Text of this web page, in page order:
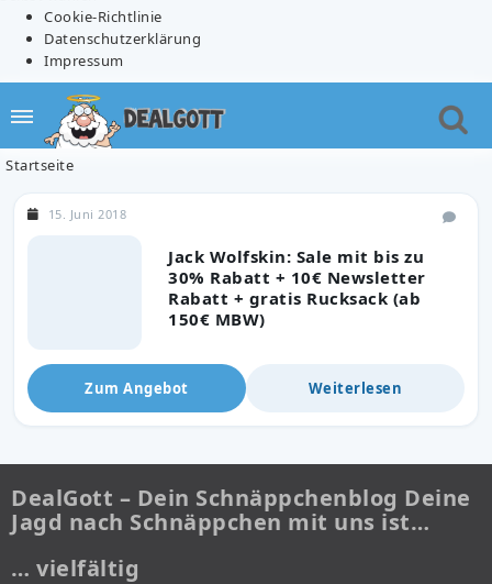
Cookie-Richtlinie
Datenschutzerklärung
Impressum
Startseite
Jack Wolfskin: Sale mit bis zu
30% Rabatt + 10€ Newsletter
Rabatt + gratis Rucksack (ab
150€ MBW)
15. Juni 2018
Zum Angebot Weiterlesen
DealGott – Dein Schnäppchenblog Deine
Jagd nach Schnäppchen mit uns ist…
… vielfältig